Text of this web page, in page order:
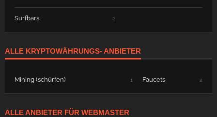
Surfbars 2
ALLE KRYPTOWÄHRUNGS- ANBIETER
Mining (schürfen) 1 Faucets 2
ALLE ANBIETER FÜR WEBMASTER